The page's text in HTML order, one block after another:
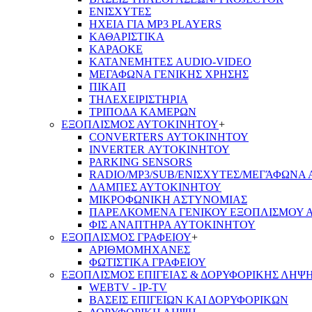
ΕΝΙΣΧΥΤΕΣ
ΗΧΕΙΑ ΓΙΑ MP3 PLAYERS
ΚΑΘΑΡΙΣΤΙΚΑ
ΚΑΡΑΟΚΕ
ΚΑΤΑΝΕΜΗΤΕΣ AUDIO-VIDEO
ΜΕΓΑΦΩΝΑ ΓΕΝΙΚΗΣ ΧΡΗΣΗΣ
ΠΙΚΑΠ
ΤΗΛΕΧΕΙΡΙΣΤΗΡΙΑ
ΤΡΙΠΟΔΑ ΚΑΜΕΡΩΝ
ΕΞΟΠΛΙΣΜΟΣ ΑΥΤΟΚΙΝΗΤΟΥ+
CONVERTERS ΑΥΤΟΚΙΝΗΤΟΥ
INVERTER ΑΥΤΟΚΙΝΗΤΟΥ
PARKING SENSORS
RADIO/MP3/SUB/ΕΝΙΣΧΥΤΕΣ/
ΛΑΜΠΕΣ ΑΥΤΟΚΙΝΗΤΟΥ
ΜΙΚΡΟΦΩΝΙΚΗ ΑΣΤΥΝΟΜΙΑΣ
ΠΑΡΕΛΚΟΜΕΝΑ ΓΕΝΙΚΟΥ ΕΞΟΠΛΙΣΜΟΥ
ΦΙΣ ΑΝΑΠΤΗΡΑ ΑΥΤΟΚΙΝΗΤΟΥ
ΕΞΟΠΛΙΣΜΟΣ ΓΡΑΦΕΙΟΥ+
ΑΡΙΘΜΟΜΗΧΑΝΕΣ
ΦΩΤΙΣΤΙΚΑ ΓΡΑΦΕΙΟΥ
ΕΞΟΠΛΙΣΜΟΣ ΕΠΙΓΕΙΑΣ & ΔΟΡΥΦΟΡΙΚΗΣ
WEBTV - IP-TV
ΒΑΣΕΙΣ ΕΠΙΓΕΙΩΝ ΚΑΙ ΔΟΡΥΦΟΡΙΚΩΝ